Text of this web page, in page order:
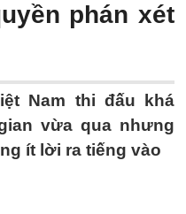
phán xét
Nam thi đấu khá
vừa qua nhưng
ít lời ra tiếng vào